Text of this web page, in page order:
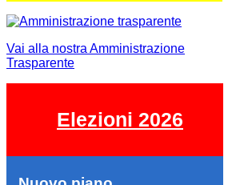
Vai alla nostra Amministrazione
Trasparente
Elezioni 2026